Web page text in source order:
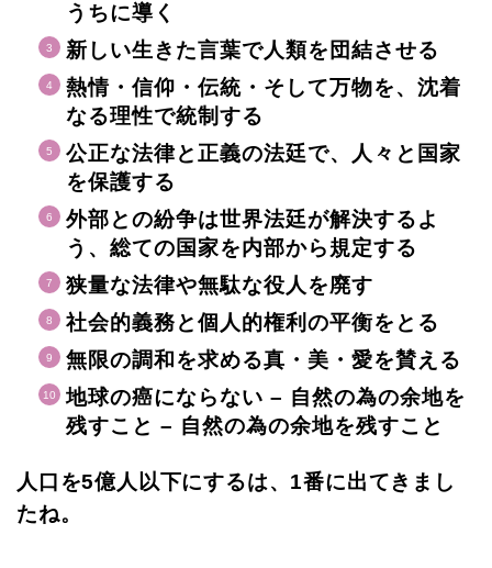
うちに導く
新しい生きた言葉で人類を団結させる
熱情・信仰・伝統・そして万物を、沈着
なる理性で統制する
公正な法律と正義の法廷で、人々と国家
を保護する
外部との紛争は世界法廷が解決するよ
う、総ての国家を内部から規定する
狭量な法律や無駄な役人を廃す
社会的義務と個人的権利の平衡をとる
無限の調和を求める真・美・愛を賛える
地球の癌にならない – 自然の為の余地を
残すこと – 自然の為の余地を残すこと
人口を5億人以下にするは、1番に出てきまし
たね。